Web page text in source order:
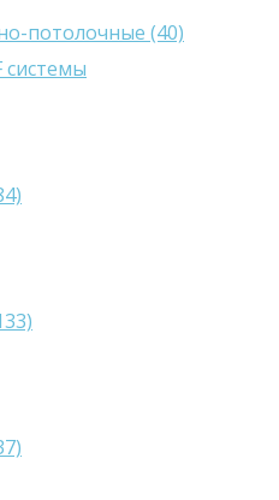
потолочные (40)
системы